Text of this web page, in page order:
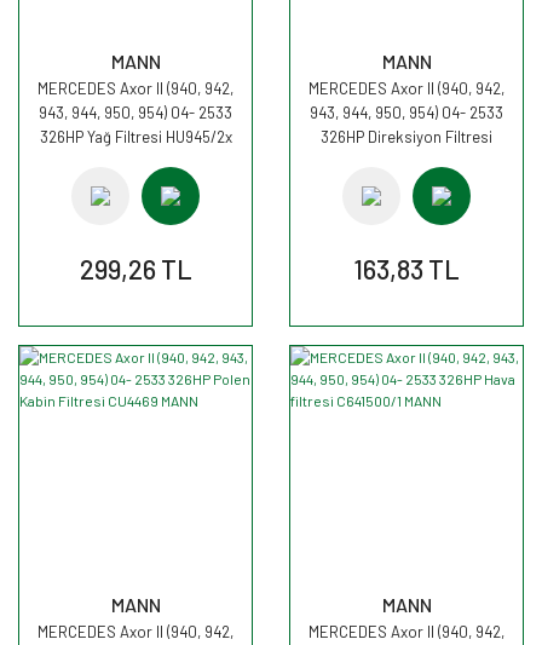
MANN
MERCEDES Axor II (940, 942,
943, 944, 950, 954) 04- 2533
326HP Yağ Filtresi HU945/2x
299,26 TL
MANN
MERCEDES Axor II (940, 942,
943, 944, 950, 954) 04- 2533
326HP Direksiyon Filtresi
163,83 TL
MANN
MERCEDES Axor II (940, 942,
MANN
MERCEDES Axor II (940, 942,